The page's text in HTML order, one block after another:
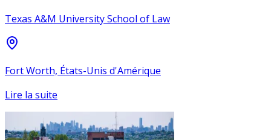
Texas A&M University School of Law
Fort Worth, États-Unis d'Amérique
Lire la suite